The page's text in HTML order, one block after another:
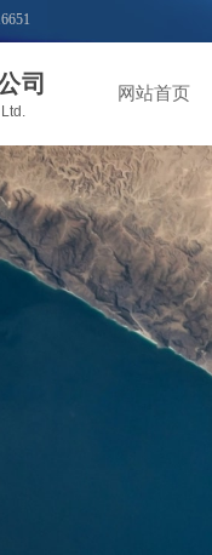
司 网站首页